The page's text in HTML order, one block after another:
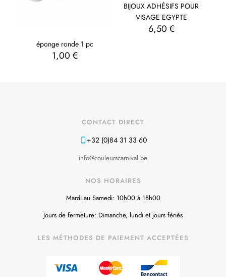
éponge ronde 1 pc
1,00 €
BIJOUX ADHÉSIFS POUR
VISAGE EGYPTE
6,50 €
CONTACT DIRECT
+32 (0)84 31 33 60
info@couleurscarnival.be
NOS HORAIRES
Mardi au Samedi: 10h00 à 18h00
Jours de fermeture: Dimanche, lundi et jours fériés
LES MÉTHODES DE PAIEMENT ACCEPTÉES